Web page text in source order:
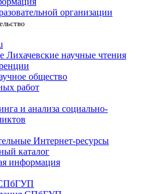
организации
научные чтения
общество
работ
и анализа социально-
Интернет-ресурсы
каталог
информация